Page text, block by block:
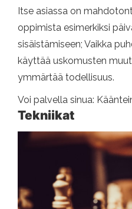
Itse asiassa on
oppimista esimerkiksi
sisäistämiseen; Vaikka
käyttää uskomusten
ymmärtää todellisuus.
Voi palvella sinua:
Tekniikat